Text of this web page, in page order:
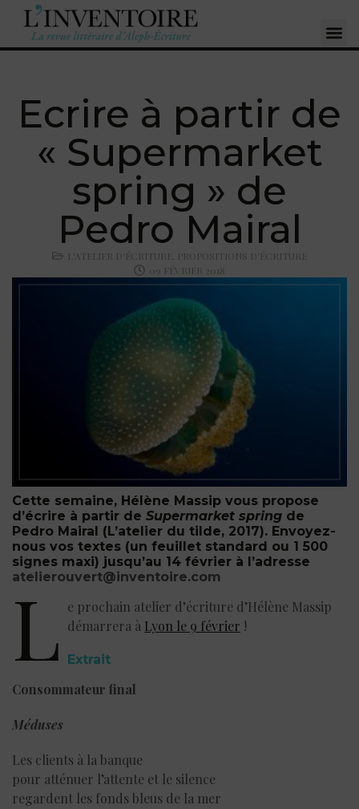
Ecrire à partir de
« Supermarket
spring » de
Pedro Mairal
L'ATELIER D'ÉCRITURE
PROPOSITIONS D'ÉCRITURE
09 FÉVRIER 2018
Cette semaine, Hélène Massip vous propose
d’écrire à partir de Supermarket spring de
Pedro Mairal (L’atelier du tilde, 2017). Envoyez-
nous vos textes (un feuillet standard ou 1 500
signes maxi) jusqu’au 14 février à l’adresse
atelierouvert@inventoire.com
L e prochain atelier d’écriture d’Hélène Massip
démarrera à Lyon le 9 février !
Extrait
Consommateur final
Méduses
Les clients à la banque
pour atténuer l’attente et le silence
regardent les fonds bleus de la mer